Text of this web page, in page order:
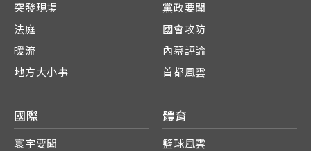
突發現場
法庭
暖流
地方大小事
黨政要聞
國會攻防
內幕評論
首都風雲
國際
寰宇要聞
體育
籃球風雲